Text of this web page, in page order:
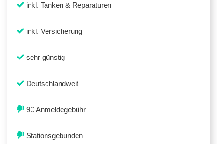
inkl. Tanken & Reparaturen
inkl. Versicherung
sehr günstig
Deutschlandweit
9€ Anmeldegebühr
Stationsgebunden